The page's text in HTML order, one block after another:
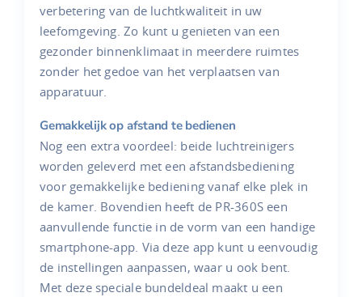
verbetering van de luchtkwaliteit in uw
leefomgeving. Zo kunt u genieten van een
gezonder binnenklimaat in meerdere ruimtes
zonder het gedoe van het verplaatsen van
apparatuur.
Gemakkelijk op afstand te bedienen
Nog een extra voordeel: beide luchtreinigers
worden geleverd met een afstandsbediening
voor gemakkelijke bediening vanaf elke plek in
de kamer. Bovendien heeft de PR-360S een
aanvullende functie in de vorm van een handige
smartphone-app. Via deze app kunt u eenvoudig
de instellingen aanpassen, waar u ook bent.
Met deze speciale bundeldeal maakt u een